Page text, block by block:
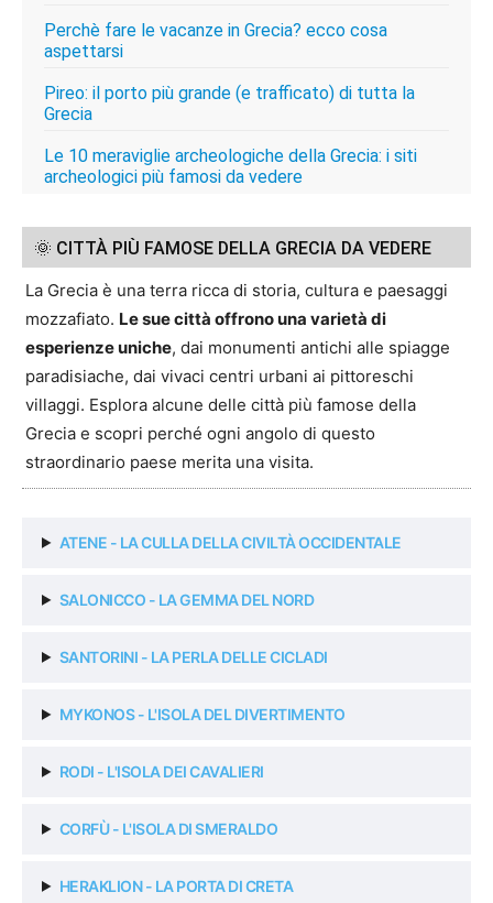
Perchè fare le vacanze in Grecia? ecco cosa
aspettarsi
Pireo: il porto più grande (e trafficato) di tutta la
Grecia
Le 10 meraviglie archeologiche della Grecia: i siti
archeologici più famosi da vedere
🌞 CITTÀ PIÙ FAMOSE DELLA GRECIA DA VEDERE
La Grecia è una terra ricca di storia, cultura e paesaggi
mozzafiato. Le sue città offrono una varietà di
esperienze uniche, dai monumenti antichi alle spiagge
paradisiache, dai vivaci centri urbani ai pittoreschi
villaggi. Esplora alcune delle città più famose della
Grecia e scopri perché ogni angolo di questo
straordinario paese merita una visita.
ATENE - LA CULLA DELLA CIVILTÀ OCCIDENTALE
SALONICCO - LA GEMMA DEL NORD
SANTORINI - LA PERLA DELLE CICLADI
MYKONOS - L'ISOLA DEL DIVERTIMENTO
RODI - L'ISOLA DEI CAVALIERI
CORFÙ - L'ISOLA DI SMERALDO
HERAKLION - LA PORTA DI CRETA